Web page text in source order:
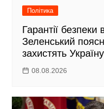
Політика
Гарантії безпеки
Зеленський
захистять
08.08.2026